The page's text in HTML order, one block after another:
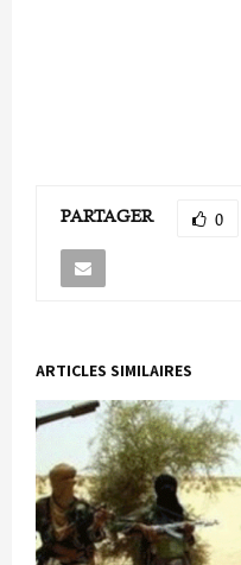
PARTAGER 0
ARTICLES SIMILAIRES